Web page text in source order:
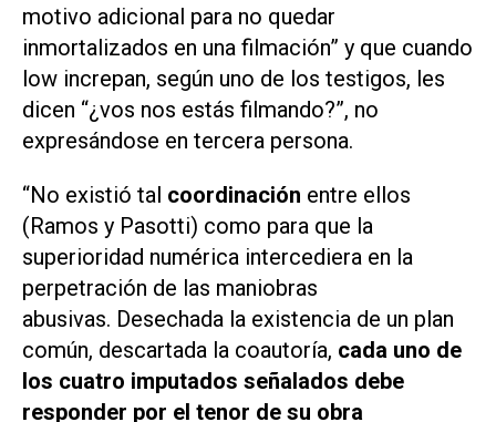
motivo adicional para no quedar
inmortalizados en una filmación” y que cuando
low increpan, según uno de los testigos, les
dicen “¿vos nos estás filmando?”, no
expresándose en tercera persona.
“No existió tal coordinación entre ellos
(Ramos y Pasotti) como para que la
superioridad numérica intercediera en la
perpetración de las maniobras
abusivas. Desechada la existencia de un plan
común, descartada la coautoría, cada uno de
los cuatro imputados señalados debe
responder por el tenor de su obra